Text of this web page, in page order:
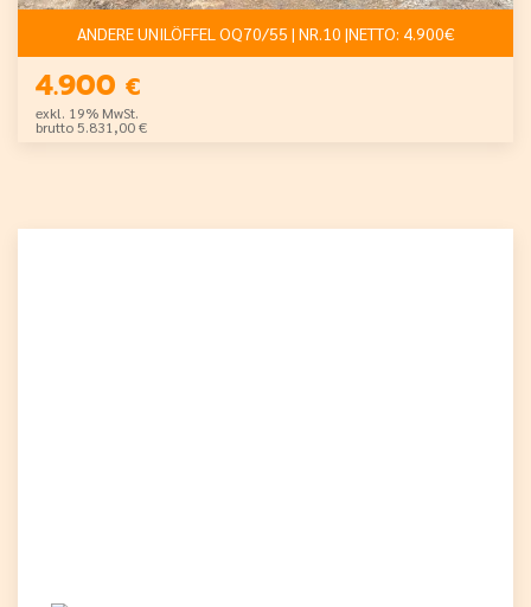
ANDERE UNILÖFFEL OQ70/55 | NR.10 |NETTO: 4.900€
4.900 €
exkl. 19% MwSt.
brutto 5.831,00 €